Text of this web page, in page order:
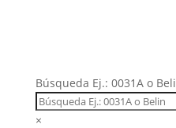
Búsqueda Ej.: 0031A o
×